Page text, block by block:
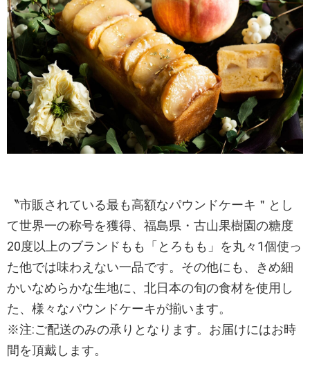
〝市販されている最も高額なパウンドケーキ＂とし
て世界一の称号を獲得、福島県・古山果樹園の糖度
20度以上のブランドもも「とろもも」を丸々1個使っ
た他では味わえない一品です。その他にも、きめ細
かいなめらかな生地に、北日本の旬の食材を使用し
た、様々なパウンドケーキが揃います。
※注:ご配送のみの承りとなります。お届けにはお時
間を頂戴します。